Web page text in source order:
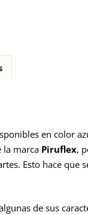
en color
la marca Piruflex,
Esto hace que
de sus